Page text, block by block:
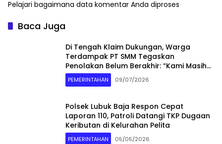
Pelajari bagaimana data komentar Anda diproses
Baca Juga
Di Tengah Klaim Dukungan, Warga
Terdampak PT SMM Tegaskan
Penolakan Belum Berakhir: “Kami Masih
Merasakan Dampaknya”
PEMERINTAHAN 09/07/2026
Polsek Lubuk Baja Respon Cepat
Laporan 110, Patroli Datangi TKP Dugaan
Keributan di Kelurahan Pelita
PEMERINTAHAN 05/05/2026